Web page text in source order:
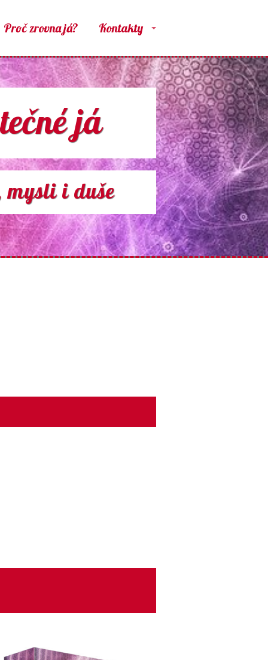
Proč zrovna já? Kontakty
já
mysli i duše